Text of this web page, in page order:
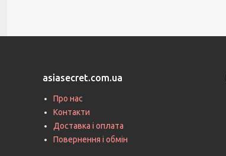
asiasecret.com.ua
Про нас
Контакти
Доставка і оплата
Повернення і обмін